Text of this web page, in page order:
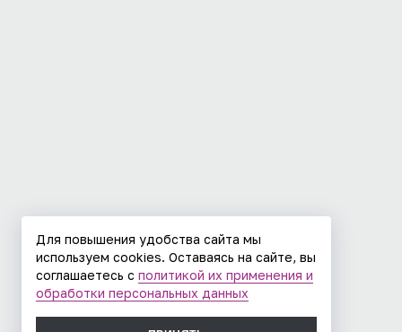
Для повышения удобства сайта мы
используем cookies. Оставаясь на сайте, вы
соглашаетесь с политикой их применения и
обработки персональных данных